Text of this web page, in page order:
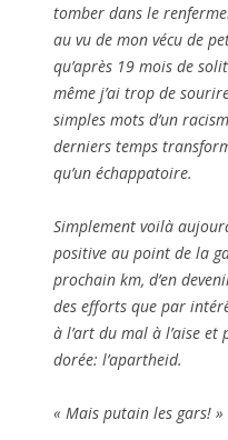
tomber dans le
au vu de mon vécu de
qu’après 19 mois de
même j’ai trop de
simples mots d’un
derniers temps
qu’un échappatoire.
Simplement voilà
positive au point de la
prochain km, d’en
des efforts que par
à l’art du mal à l’aise et
dorée: l’apartheid.
« Mais putain les gars!